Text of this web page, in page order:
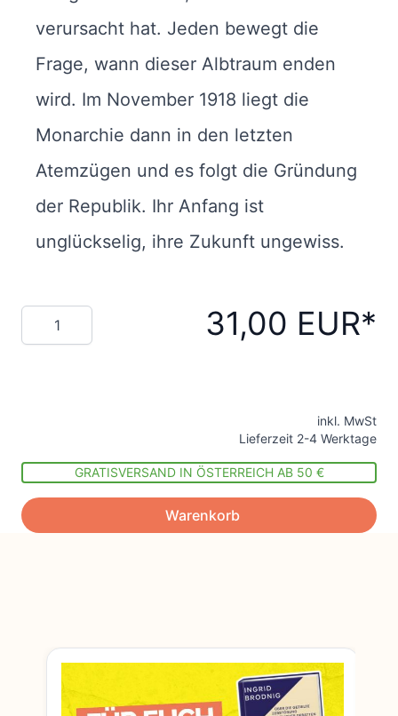
verursacht hat. Jeden bewegt die
Frage, wann dieser Albtraum enden
wird. Im November 1918 liegt die
Monarchie dann in den letzten
Atemzügen und es folgt die Gründung
der Republik. Ihr Anfang ist
unglückselig, ihre Zukunft ungewiss.
Menge 31,00 EUR
inkl. MwSt
Lieferzeit 2-4 Werktage
GRATISVERSAND IN ÖSTERREICH AB 50 €
Warenkorb